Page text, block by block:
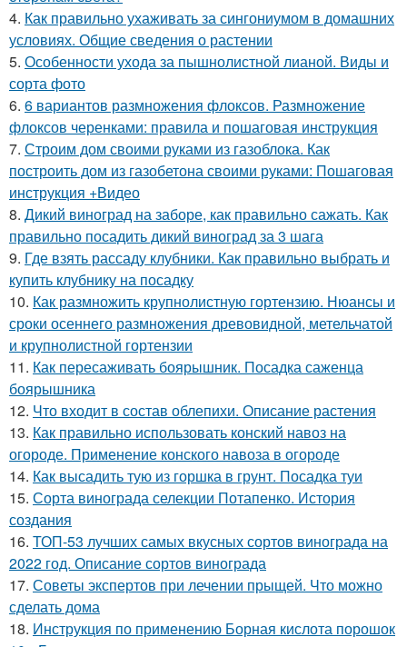
4. Как правильно ухаживать за сингониумом в домашних
условиях. Общие сведения о растении
5. Особенности ухода за пышнолистной лианой. Виды и
сорта фото
6. 6 вариантов размножения флоксов. Размножение
флоксов черенками: правила и пошаговая инструкция
7. Строим дом своими руками из газоблока. Как
построить дом из газобетона своими руками: Пошаговая
инструкция +Видео
8. Дикий виноград на заборе, как правильно сажать. Как
правильно посадить дикий виноград за 3 шага
9. Где взять рассаду клубники. Как правильно выбрать и
купить клубнику на посадку
10. Как размножить крупнолистную гортензию. Нюансы и
сроки осеннего размножения древовидной, метельчатой
и крупнолистной гортензии
11. Как пересаживать боярышник. Посадка саженца
боярышника
12. Что входит в состав облепихи. Описание растения
13. Как правильно использовать конский навоз на
огороде. Применение конского навоза в огороде
14. Как высадить тую из горшка в грунт. Посадка туи
15. Сорта винограда селекции Потапенко. История
создания
16. ТОП-53 лучших самых вкусных сортов винограда на
2022 год. Описание сортов винограда
17. Советы экспертов при лечении прыщей. Что можно
сделать дома
18. Инструкция по применению Борная кислота порошок